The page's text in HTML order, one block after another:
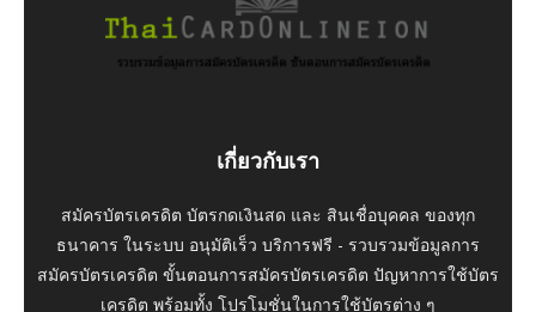
เกี่ยวกับเรา
สมัครบัตรเครดิต บัตรกดเงินสด และ สินเชื่อบุคคล ของทุก
ธนาคาร ในระบบ อนุมัติเร็ว บริการฟรี - รวบรวมข้อมูลการ
สมัครบัตรเครดิต ขั้นตอนการสมัครบัตรเครดิต ปัญหาการใช้บัตร
เครดิต พร้อมทั้ง โปรโมชั่นในการใช้บัตรต่าง ๆ